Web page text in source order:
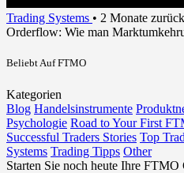
Trading Systems • 2 Monate zurück
Orderflow: Wie man
Beliebt Auf FTMO
Kategorien
Blog Handelsinstrumente
Psychologie Road to Your First
Successful Traders Stories Top
Systems Trading Tipps Other
Starten Sie noch heute Ihre FTMO